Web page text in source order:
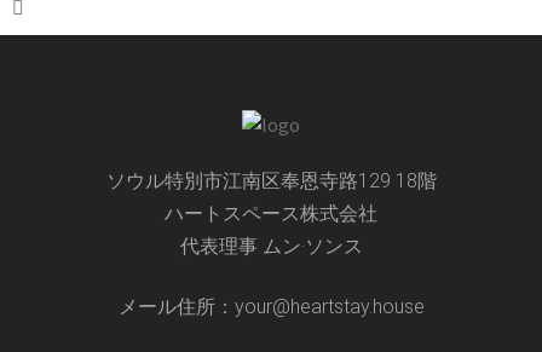
ソウル特別市江南区奉恩寺路129 18階
ハートスペース株式会社
代表理事 ムン·ソンス
メール住所：your@heartstay.house